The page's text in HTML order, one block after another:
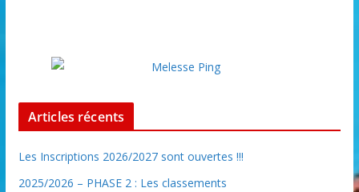
Articles récents
Les Inscriptions 2026/2027 sont ouvertes !!!
2025/2026 – PHASE 2 : Les classements